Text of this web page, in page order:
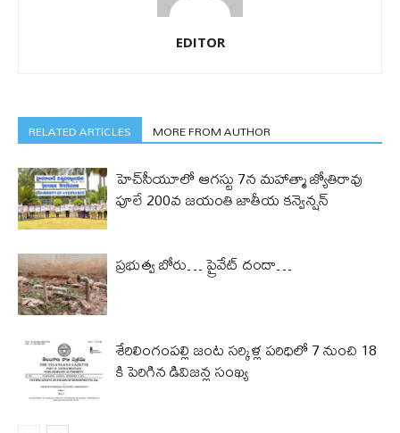
EDITOR
RELATED ARTICLES MORE FROM AUTHOR
హెచ్‌సీయూలో ఆగస్టు 7న మహాత్మా జ్యోతిరావు
పూలే 200వ జయంతి జాతీయ కన్వెన్షన్
ప్రభుత్వ బోరు… ప్రైవేట్ దందా…
శేరిలింగంపల్లి జంట సర్కిళ్ల పరిధిలో 7 నుంచి 18
కి పెరిగిన డివిజన్ల సంఖ్య